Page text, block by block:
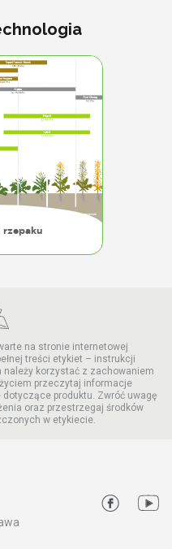
rzepaku
na stronie internetowej
treści etykiet – instrukcji
należy korzystać z zachowaniem
przeczytaj informacje
produktu. Zwróć uwagę
oraz przestrzegaj środków
w etykiecie.